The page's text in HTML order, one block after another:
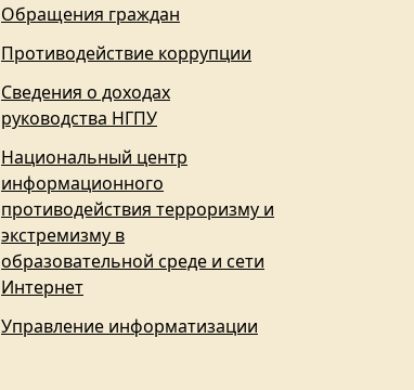
Обращения граждан
Противодействие коррупции
Сведения о доходах
руководства НГПУ
Национальный центр
информационного
противодействия терроризму и
экстремизму в
образовательной среде и сети
Интернет
Управление информатизации